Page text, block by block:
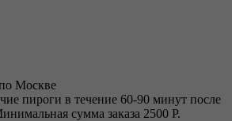
Москве
пироги в течение 60-90 минут после
сумма заказа 2500 Р.